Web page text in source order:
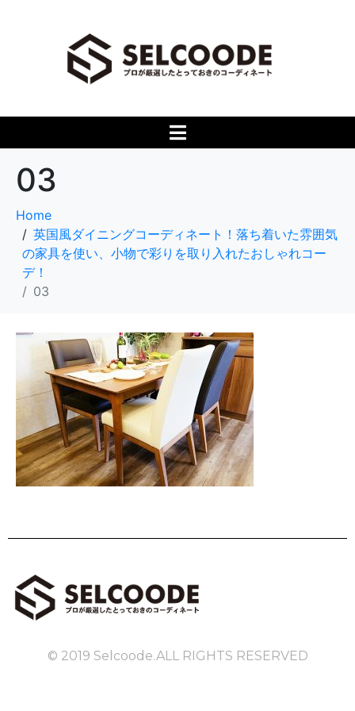
03
Home
英国風ダイニングコーディネート！落ち着いた雰囲気
の家具を使い、小物で彩りを取り入れたおしゃれコー
デ！
03
© 2019 Selcoode.ALL RIGHTS RESERVED